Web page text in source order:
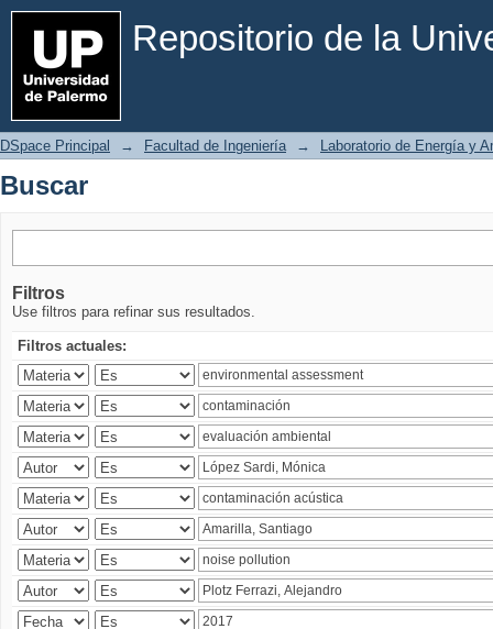
Repositorio de la
Buscar
DSpace Principal → Facultad de Ingeniería → Laboratorio de Energía y
Buscar
Filtros
Use filtros para refinar sus resultados.
Filtros actuales: